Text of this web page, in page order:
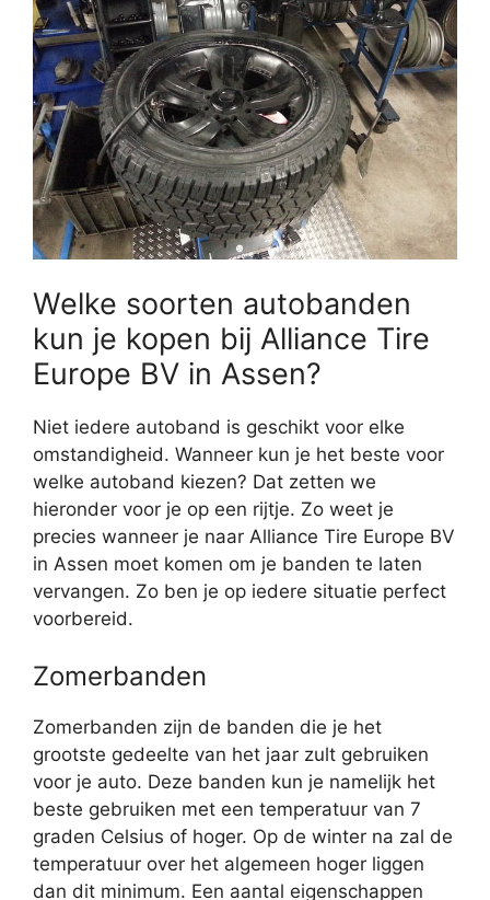
Welke soorten autobanden
kun je kopen bij Alliance Tire
Europe BV in Assen?
Niet iedere autoband is geschikt voor elke
omstandigheid. Wanneer kun je het beste voor
welke autoband kiezen? Dat zetten we
hieronder voor je op een rijtje. Zo weet je
precies wanneer je naar Alliance Tire Europe BV
in Assen moet komen om je banden te laten
vervangen. Zo ben je op iedere situatie perfect
voorbereid.
Zomerbanden
Zomerbanden zijn de banden die je het
grootste gedeelte van het jaar zult gebruiken
voor je auto. Deze banden kun je namelijk het
beste gebruiken met een temperatuur van 7
graden Celsius of hoger. Op de winter na zal de
temperatuur over het algemeen hoger liggen
dan dit minimum. Een aantal eigenschappen